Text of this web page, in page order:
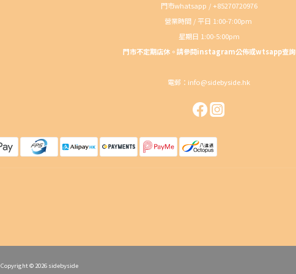
門市whatsapp / +85270720976
營業時間 / 平日 1:00-7:00pm
星期日 1:00-5:00pm
門市不定期店休。請參閱instagram公佈或wtsapp查詢
電郵：info@sidebyside.hk
Copyright © 2026 sidebyside